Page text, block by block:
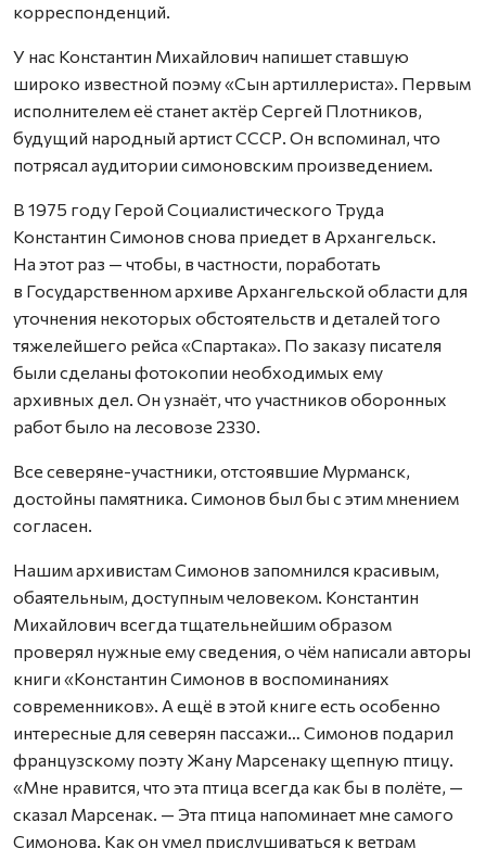
корреспонденций.
У нас Константин Михайлович напишет ставшую
широко известной поэму «Сын артиллериста». Первым
исполнителем её станет актёр Сергей Плотников,
будущий народный артист СССР. Он вспоминал, что
потрясал аудитории симоновским произведением.
В 1975 году Герой Социалистического Труда
Константин Симонов снова приедет в Архангельск.
На этот раз — чтобы, в частности, поработать
в Государственном архиве Архангельской области для
уточнения некоторых обстоятельств и деталей того
тяжелейшего рейса «Спартака». По заказу писателя
были сделаны фотокопии необходимых ему
архивных дел. Он узнаёт, что участников оборонных
работ было на лесовозе 2330.
Все северяне-участники, отстоявшие Мурманск,
достойны памятника. Симонов был бы с этим мнением
согласен.
Нашим архивистам Симонов запомнился красивым,
обаятельным, доступным человеком. Константин
Михайлович всегда тщательнейшим образом
проверял нужные ему сведения, о чём написали авторы
книги «Константин Симонов в воспоминаниях
современников». А ещё в этой книге есть особенно
интересные для северян пассажи… Симонов подарил
французскому поэту Жану Марсенаку щепную птицу.
«Мне нравится, что эта птица всегда как бы в полёте, —
сказал Марсенак. — Эта птица напоминает мне самого
Симонова. Как он умел прислушиваться к ветрам